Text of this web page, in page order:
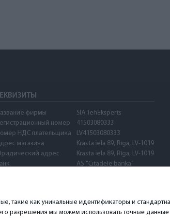
такие как уникальные идентификаторы и
разрешения мы можем использовать точные
фирмы
SIA TehEksperts
номер
41503080333
НДС плательщика
LV41503080333
магазина
Krasta iela 89, Rīga, LV-1019
адрес
Krasta iela 89, Rīga, LV-1019
AS "Citadele banka"